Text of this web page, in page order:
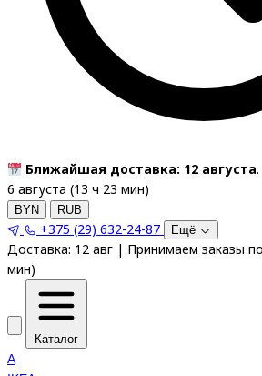
Ближайшая доставка: 12 августа
6 августа (13 ч 22 мин)
BYN RUB
+375 (29) 632-24-87 Ещё
Доставка: 12 авг | Принимаем заказы
мин)
Каталог
A